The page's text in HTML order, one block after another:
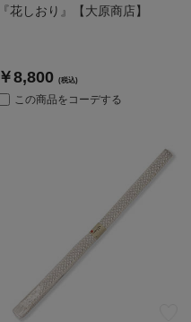
『花しおり』【大原商店】
￥8,800 (税込)
この商品をコーデする